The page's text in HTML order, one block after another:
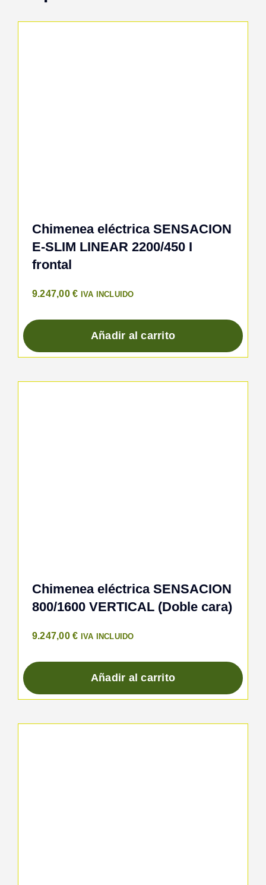
Chimenea eléctrica SENSACION
E-SLIM LINEAR 2200/450 I
frontal
9.247,00€ IVA INCLUIDO
Añadir al carrito
Chimenea eléctrica SENSACION
800/1600 VERTICAL (Doble cara)
9.247,00€ IVA INCLUIDO
Añadir al carrito